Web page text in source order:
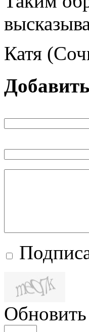
Катя
Обновить